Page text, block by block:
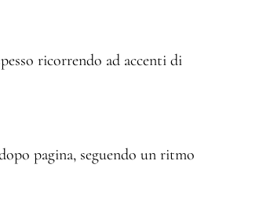
ricorrendo ad accenti di
pagina, seguendo un ritmo